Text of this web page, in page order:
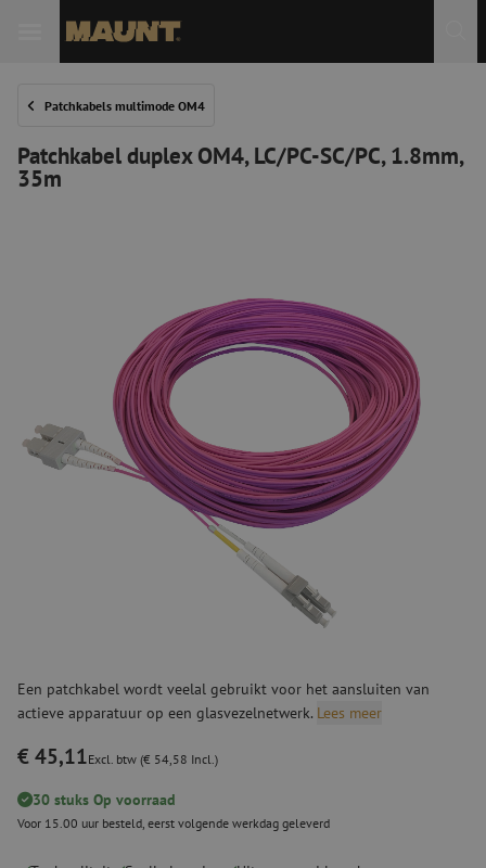
Patchkabels multimode OM4
Patchkabel duplex OM4, LC/PC-SC/PC, 1.8mm,
35m
Een patchkabel wordt veelal gebruikt voor het aansluiten van
actieve apparatuur op een glasvezelnetwerk. Lees meer
€ 45,11Excl. btw (€ 54,58 Incl.)
30 stuks Op voorraad
Voor 15.00 uur besteld, eerst volgende werkdag geleverd